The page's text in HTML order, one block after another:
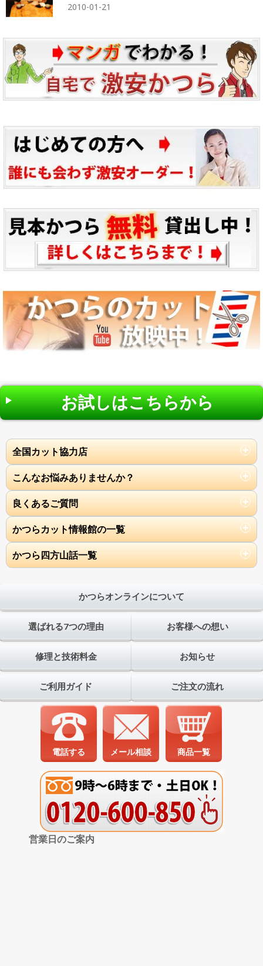
2010-01-21
お試しはこちらから
全国カット協力店
こんなお悩みありませんか？
良くあるご質問
かつらカット情報館の一覧
かつら四方山話一覧
かつらオンラインについて
選ばれる7つの理由 お客様への想い
修理と技術料金 お知らせ
ご利用ガイド ご注文の流れ
電話する メール相談 商品一覧
営業日のご案内